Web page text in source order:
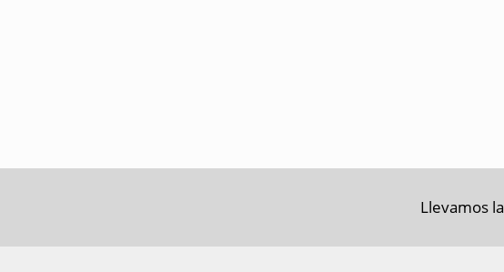
Llevamos la